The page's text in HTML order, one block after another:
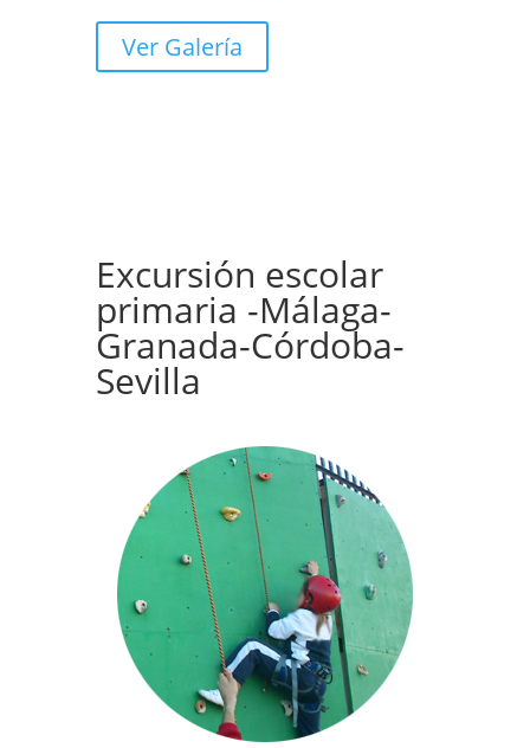
Ver Galería
Excursión escolar
primaria -Málaga-
Granada-Córdoba-
Sevilla